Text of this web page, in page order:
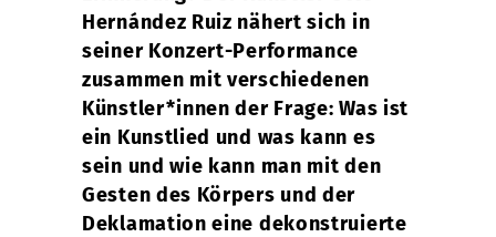
Hernández Ruiz nähert sich in
seiner Konzert-Performance
zusammen mit verschiedenen
Künstler*innen der Frage: Was ist
ein Kunstlied und was kann es
sein und wie kann man mit den
Gesten des Körpers und der
Deklamation eine dekonstruierte